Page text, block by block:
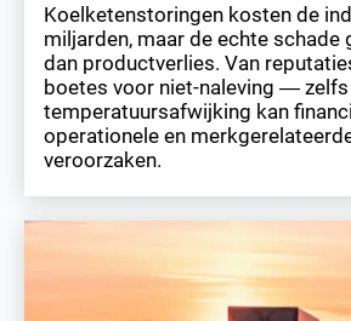
Koelketenstoringen kosten de
miljarden, maar de echte schade
dan productverlies. Van
boetes voor niet-naleving — zelfs
temperatuursafwijking kan
operationele en
veroorzaken.